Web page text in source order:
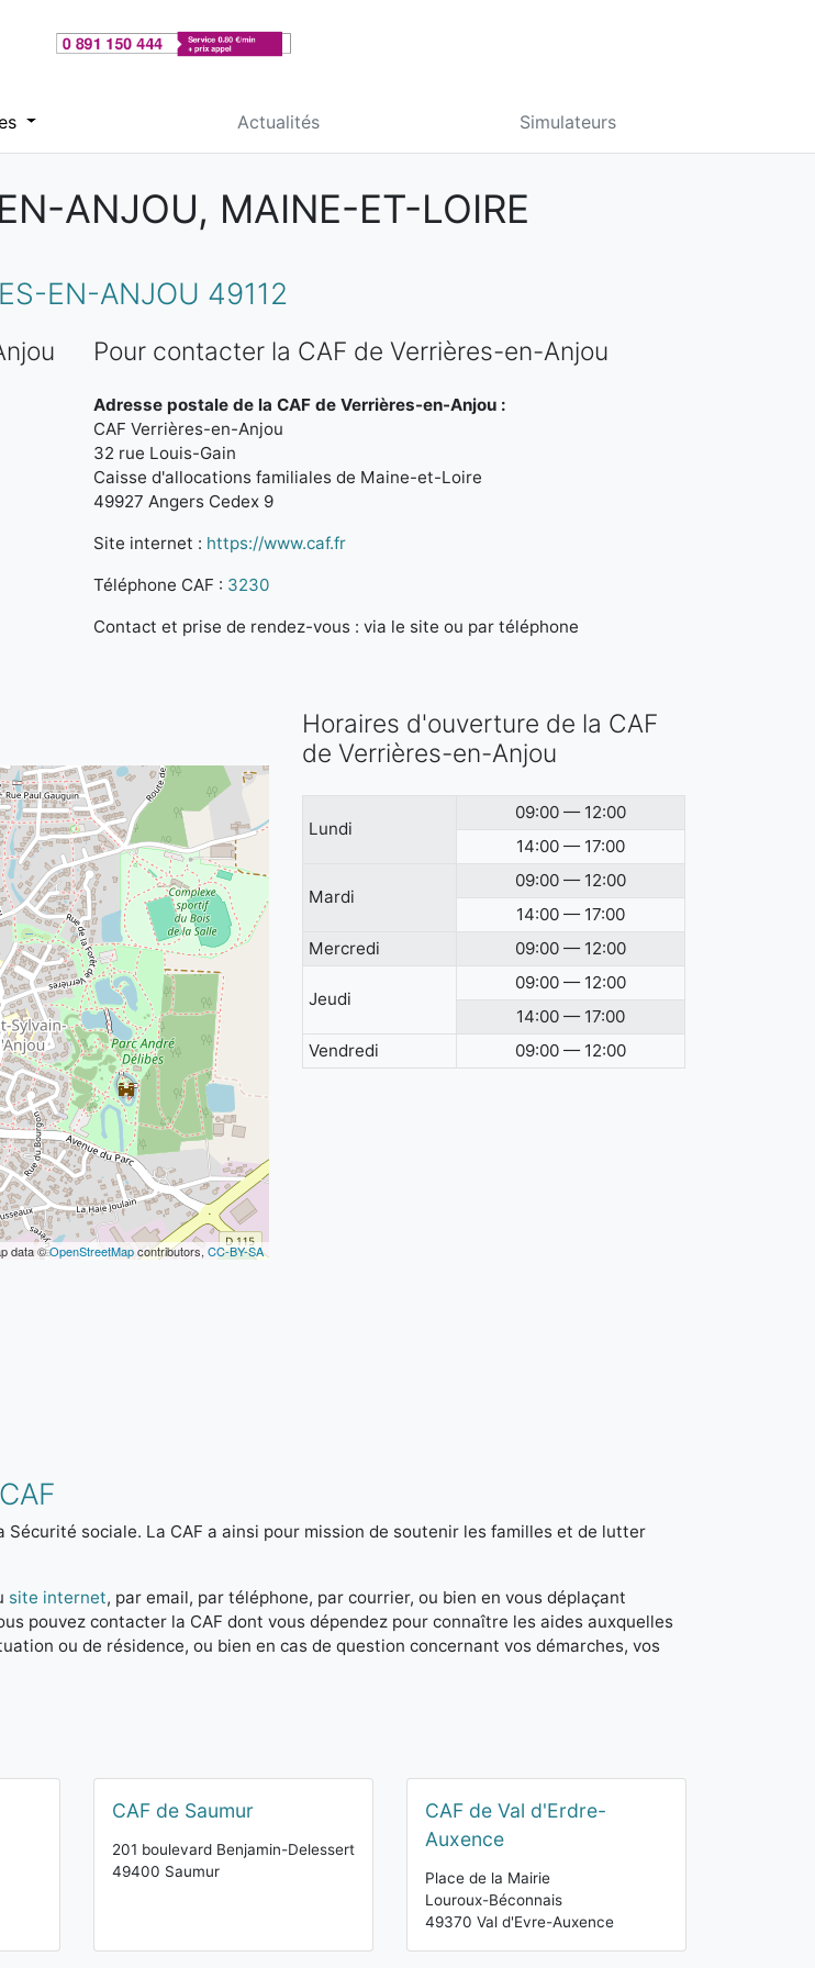
Actualités Simulateurs
ANJOU, MAINE-ET-LOIRE
EN-ANJOU 49112
Pour contacter la CAF de Verrières-en-Anjou
Adresse postale de la CAF de Verrières-en-Anjou :
CAF Verrières-en-Anjou
32 rue Louis-Gain
Caisse d'allocations familiales de Maine-et-Loire
49927 Angers Cedex 9
Site internet : https://www.caf.fr
Téléphone CAF : 3230
Contact et prise de rendez-vous : via le site ou par téléphone
data ©OpenStreetMapcontributors, CC-BY-SA
Horaires d'ouverture de la CAF
de Verrières-en-Anjou
Lundi
09:00 — 12:00
14:00 — 17:00
Mardi
09:00 — 12:00
14:00 — 17:00
Mercredi
09:00 — 12:00
Jeudi
09:00 — 12:00
14:00 — 17:00
Vendredi
09:00 — 12:00
sociale. La CAF a ainsi pour mission de soutenir les familles et de lutter
site internet, par email, par téléphone, par courrier, ou bien en vous déplaçant
pouvez contacter la CAF dont vous dépendez pour connaître les aides auxquelles
ou de résidence, ou bien en cas de question concernant vos démarches, vos
CAF de Saumur
201 boulevard Benjamin-Delessert
49400 Saumur
CAF de Val d'Erdre-
Auxence
Place de la Mairie
Louroux-Béconnais
49370 Val d'Evre-Auxence